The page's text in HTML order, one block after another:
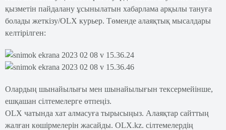
қызметін пайдалану ұсынылатын хабарлама арқылы тануға
болады жеткізу/OLX курьер. Төменде алаяқтық мысалдары
келтірілген:
Олардың шынайылығы мен шынайылығын тексермейінше,
ешқашан сілтемелерге өтпеңіз.
OLX чатында хат алмасуға тырысыңыз. Алаяқтар сайттың
жалған көшірмелерін жасайды. OLX.kz. сілтемелердің